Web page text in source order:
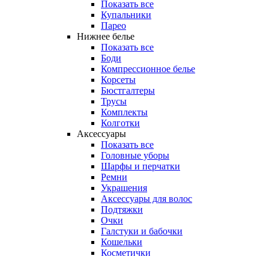
Показать все
Купальники
Парео
Нижнее белье
Показать все
Боди
Компрессионное белье
Корсеты
Бюстгалтеры
Трусы
Комплекты
Колготки
Аксессуары
Показать все
Головные уборы
Шарфы и перчатки
Ремни
Украшения
Аксессуары для волос
Подтяжки
Очки
Галстуки и бабочки
Кошельки
Косметички